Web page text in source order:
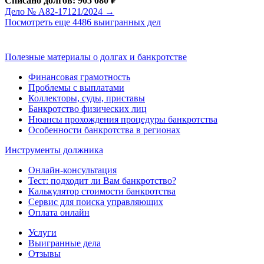
Дело № А82-17121/2024 →
Посмотреть еще 4486 выигранных дел
Полезные материалы о долгах и банкротстве
Финансовая грамотность
Проблемы с выплатами
Коллекторы, суды, приставы
Банкротство физических лиц
Нюансы прохождения процедуры банкротства
Особенности банкротства в регионах
Инструменты должника
Онлайн-консультация
Тест: подходит ли Вам банкротство?
Калькулятор стоимости банкротства
Сервис для поиска управляющих
Оплата онлайн
Услуги
Выигранные дела
Отзывы